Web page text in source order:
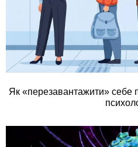
Як «перезавантажити» себе